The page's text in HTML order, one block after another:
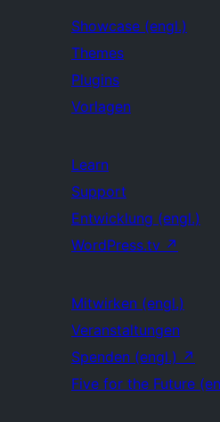
Showcase (engl.)
Themes
Plugins
Vorlagen
Learn
Support
Entwicklung (engl.)
WordPress.tv ↗
Mitwirken (engl.)
Veranstaltungen
Spenden (engl.) ↗
Five for the Future